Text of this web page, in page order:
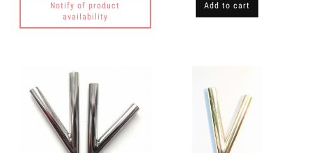
Notify of product
availability
Add to cart